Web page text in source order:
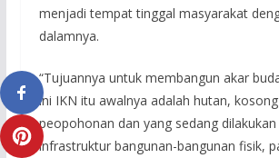
menjadi tempat tinggal masyarakat
dalamnya.
“Tujuannya untuk membangun akar
ini IKN itu awalnya adalah hutan,
peopohonan dan yang sedang dilakukan
infrastruktur bangunan-bangunan fisik,